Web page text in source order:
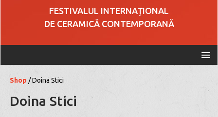
FESTIVALUL INTERNAȚIONAL
DE CERAMICĂ CONTEMPORANĂ
Shop / Doina Stici
Doina Stici